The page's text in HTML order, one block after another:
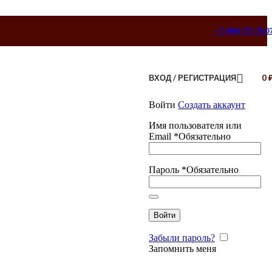
+7 (960) 757-70-
ВХОД / РЕГИСТРАЦИЯ
Войти Создать аккаунт
Имя пользователя или
Email *Обязательно
Пароль *Обязательно
Войти
Забыли пароль?
Запомнить меня
0